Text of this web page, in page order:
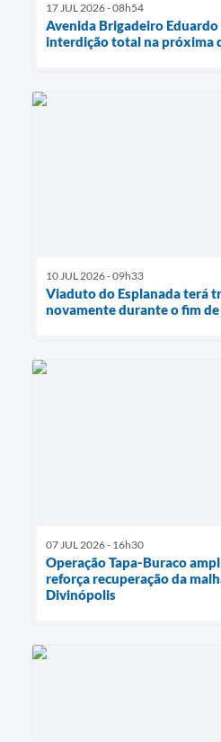
17 JUL 2026 - 08h54
Avenida Brigadeiro Eduardo
interdição total na próxima
10 JUL 2026 - 09h33
Viaduto do Esplanada terá
novamente durante o fim de
07 JUL 2026 - 16h30
Operação Tapa-Buraco
reforça recuperação da
Divinópolis